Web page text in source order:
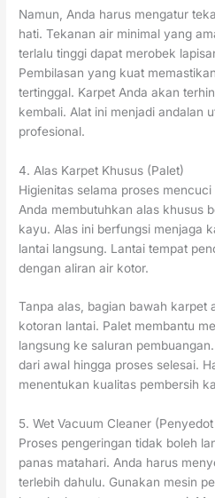
Namun, Anda harus mengatur
hati. Tekanan air minimal yang
terlalu tinggi dapat merobek
Pembilasan yang kuat
tertinggal. Karpet Anda akan
kembali. Alat ini menjadi andalan
profesional.
4. Alas Karpet Khusus (Palet)
Higienitas selama proses
Anda membutuhkan alas khusus
kayu. Alas ini berfungsi menjaga
lantai langsung. Lantai tempat
dengan aliran air kotor.
Tanpa alas, bagian bawah karpet
kotoran lantai. Palet membantu
langsung ke saluran
dari awal hingga proses selesai.
menentukan kualitas pembersih
5. Wet Vacuum Cleaner (Penyedot
Proses pengeringan tidak boleh
panas matahari. Anda harus
terlebih dahulu. Gunakan mesin